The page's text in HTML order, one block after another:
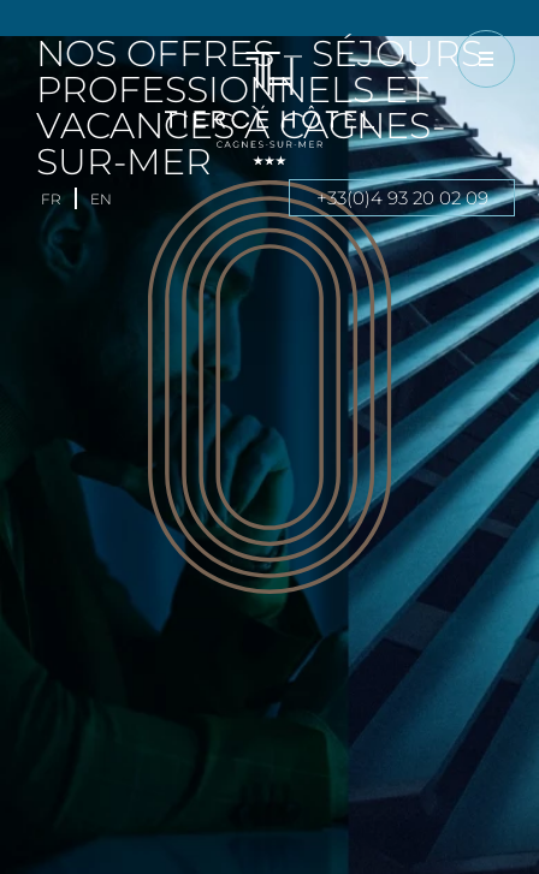
FR EN +33(0)4 93 20 02 09
NOS OFFRES – SÉJOURS
PROFESSIONNELS ET
VACANCES À CAGNES-
SUR-MER